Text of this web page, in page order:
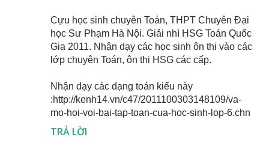
Cựu học sinh chuyên Toán, THPT Chuyên Đại
học Sư Phạm Hà Nội. Giải nhì HSG Toán Quốc
Gia 2011. Nhận dạy các học sinh ôn thi vào các
lớp chuyên Toán, ôn thi HSG các cấp.
Nhận dạy các dạng toán kiểu này
:http://kenh14.vn/c47/2011100303148109/va-
mo-hoi-voi-bai-tap-toan-cua-hoc-sinh-lop-6.chn
TRẢ LỜI